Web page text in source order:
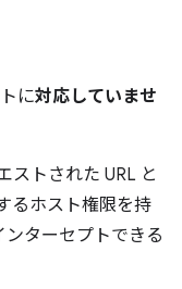
に対応していませ
ストされた URL と
るホスト権限を持
ターセプトできる